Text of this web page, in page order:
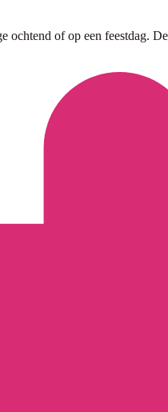
ochtend of op een feestdag.